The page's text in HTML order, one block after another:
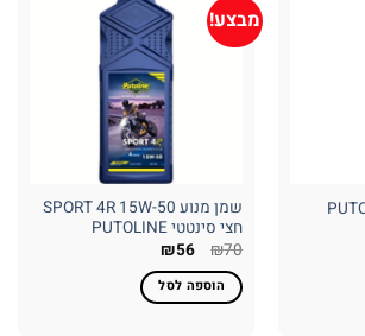
מבצע!
שמן מנוע 50-SPORT 4R 15W
חצי סינטטי PUTOLINE
₪70 המחיר
היה:
₪70.
₪56 המחיר
הוא:
₪56.הוספה לסל